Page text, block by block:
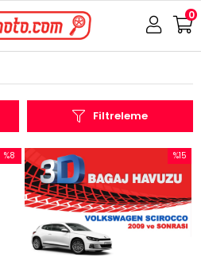
0
Filtreleme
%8
İndirim
%8İndirim
%15
İndirim